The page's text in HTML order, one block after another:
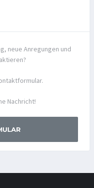
neue Anregungen und
Nachricht!